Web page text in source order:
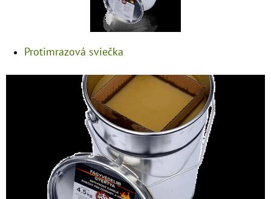
Protimrazová sviečka